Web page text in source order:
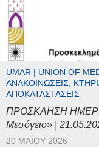
UMAR | UNION OF
ΑΝΑΚΟΙΝΏΣΕΙΣ,
ΑΠΟΚΑΤΑΣΤΆΣΕΙΣ
ΠΡΟΣΚΛΗΣΗ
Μεσόγειο» |
20 ΜΑΪ́ΟΥ 2026